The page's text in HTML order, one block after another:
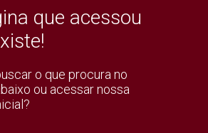
que acessou
o que procura no
ou acessar nossa